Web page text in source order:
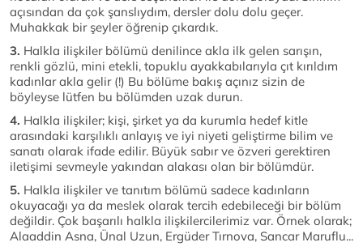
açısından da çok şanslıydım, dersler dolu dolu geçer.
Muhakkak bir şeyler öğrenip çıkardık.
3. Halkla ilişkiler bölümü denilince akla ilk gelen sarışın,
renkli gözlü, mini etekli, topuklu ayakkabılarıyla çıt kırıldım
kadınlar akla gelir (!) Bu bölüme bakış açınız sizin de
böyleyse lütfen bu bölümden uzak durun.
4. Halkla ilişkiler; kişi, şirket ya da kurumla hedef kitle
arasındaki karşılıklı anlayış ve iyi niyeti geliştirme bilim ve
sanatı olarak ifade edilir. Büyük sabır ve özveri gerektiren
iletişimi sevmeyle yakından alakası olan bir bölümdür.
5. Halkla ilişkiler ve tanıtım bölümü sadece kadınların
okuyacağı ya da meslek olarak tercih edebileceği bir bölüm
değildir. Çok başarılı halkla ilişkilercilerimiz var. Örnek olarak;
Alaaddin Asna, Ünal Uzun, Ergüder Tırnova, Sancar Maruflu...